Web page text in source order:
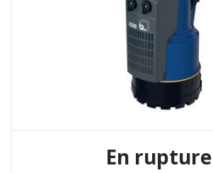
En rupture